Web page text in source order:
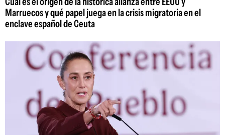
Marruecos y qué papel juega en la crisis migratoria en el
enclave español de Ceuta